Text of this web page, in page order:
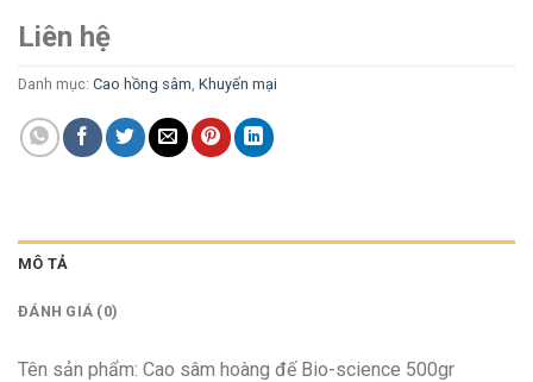
Liên hệ
Danh mục: Cao hồng sâm, Khuyến mại
MÔ TẢ
ĐÁNH GIÁ (0)
Tên sản phẩm: Cao sâm hoàng đế Bio-science 500gr